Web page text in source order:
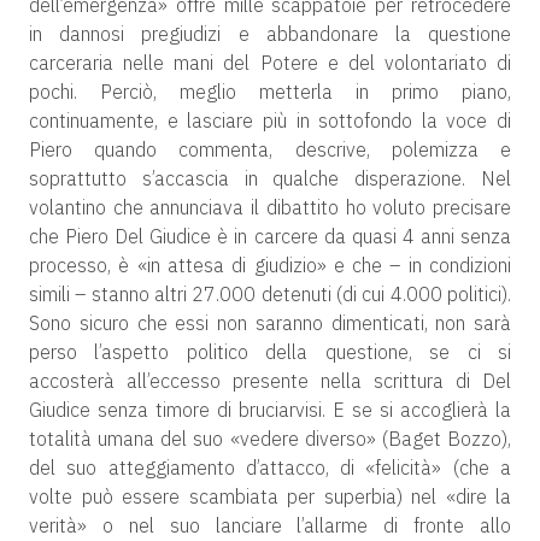
dell’emergenza» offre mille scappatoie per retrocedere
in dannosi pregiudizi e abbandonare la questione
carceraria nelle mani del Potere e del volontariato di
pochi. Perciò, meglio metterla in primo piano,
continuamente, e lasciare più in sottofondo la voce di
Piero quando commenta, descrive, polemizza e
soprattutto s’accascia in qualche disperazione. Nel
volantino che annunciava il dibattito ho voluto precisare
che Piero Del Giudice è in carcere da quasi 4 anni senza
processo, è «in attesa di giudizio» e che – in condizioni
simili – stanno altri 27.000 detenuti (di cui 4.000 politici).
Sono sicuro che essi non saranno dimenticati, non sarà
perso l’aspetto politico della questione, se ci si
accosterà all’eccesso presente nella scrittura di Del
Giudice senza timore di bruciarvisi. E se si accoglierà la
totalità umana del suo «vedere diverso» (Baget Bozzo),
del suo atteggiamento d’attacco, di «felicità» (che a
volte può essere scambiata per superbia) nel «dire la
verità» o nel suo lanciare l’allarme di fronte allo